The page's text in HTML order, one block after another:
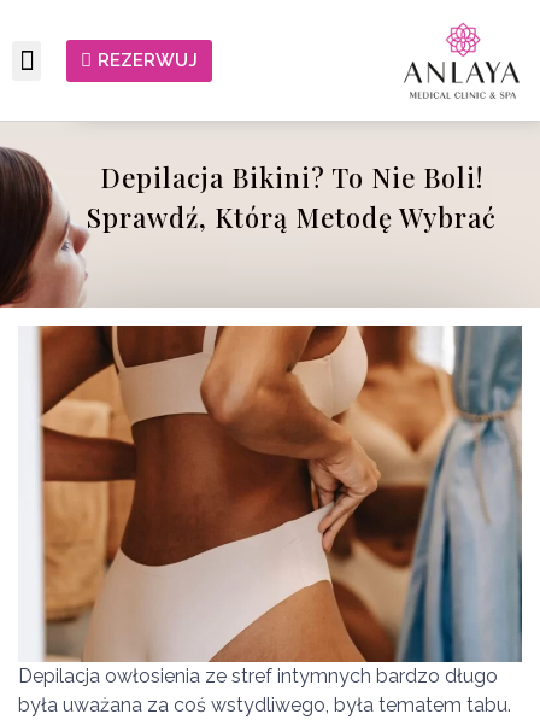
REZERWUJ
Depilacja Bikini? To Nie Boli!
Sprawdź, Którą Metodę Wybrać
Depilacja owłosienia ze stref intymnych bardzo długo
była uważana za coś wstydliwego, była tematem tabu.